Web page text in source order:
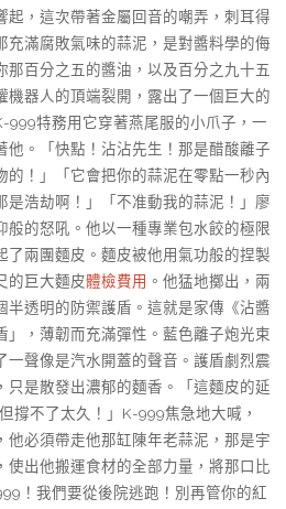
起，這次帶著金屬回音的嘲弄，刺耳得
充滿腐敗氣味的蒜泥，是對醬料學的侮
那百分之五的醬油，以及百分之九十五
機器人的頂端裂開，露出了一個巨大的
999特務用它穿著燕尾服的小爪子，一
他。「快點！沾沾先生！那是醋酸離子
的！」「它會把你的蒜泥在零點一秒內
是浩劫啊！」「不准動我的蒜泥！」廖
般的怒吼。他以一種專業包水餃的極限
了兩團麵皮。麵皮被他用氣功般的捏製
的巨大麵皮體檢費用 。他猛地擲出，兩
半透明的防禦護盾。這就是家傳《沾醬
」，薄韌而充滿彈性。藍色離子炮光束
一聲像是汽水開蓋的聲音。護盾劇烈震
只是散發出濃郁的麵香。「這麵皮的延
撐不了太久！」K-999焦急地大喊，
他必須帶走他那缸陳年老蒜泥，那是宇
使出他搬運食材的全部力量，將那口比
！我們要從後院逃跑！別再管你的紅